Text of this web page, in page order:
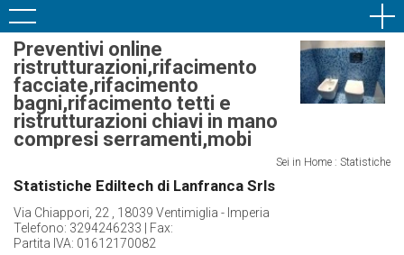
Preventivi online
ristrutturazioni,rifacimento
facciate,rifacimento
bagni,rifacimento tetti e
ristrutturazioni chiavi in mano
compresi serramenti,mobi
Sei in Home : Statistiche
Statistiche Ediltech di Lanfranca Srls
Via Chiappori, 22 , 18039 Ventimiglia - Imperia
Telefono: 3294246233 | Fax:
Partita IVA: 01612170082